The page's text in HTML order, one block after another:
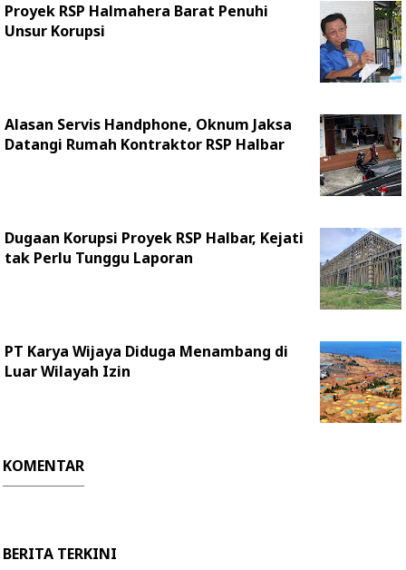
Proyek RSP Halmahera Barat Penuhi
Unsur Korupsi
Alasan Servis Handphone, Oknum Jaksa
Datangi Rumah Kontraktor RSP Halbar
Dugaan Korupsi Proyek RSP Halbar, Kejati
tak Perlu Tunggu Laporan
PT Karya Wijaya Diduga Menambang di
Luar Wilayah Izin
KOMENTAR
BERITA TERKINI